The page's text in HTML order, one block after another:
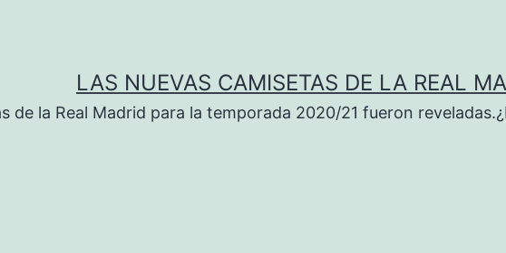
LAS NUEVAS CAMISETAS DE LA REAL
de la Real Madrid para la temporada 2020/21 fueron